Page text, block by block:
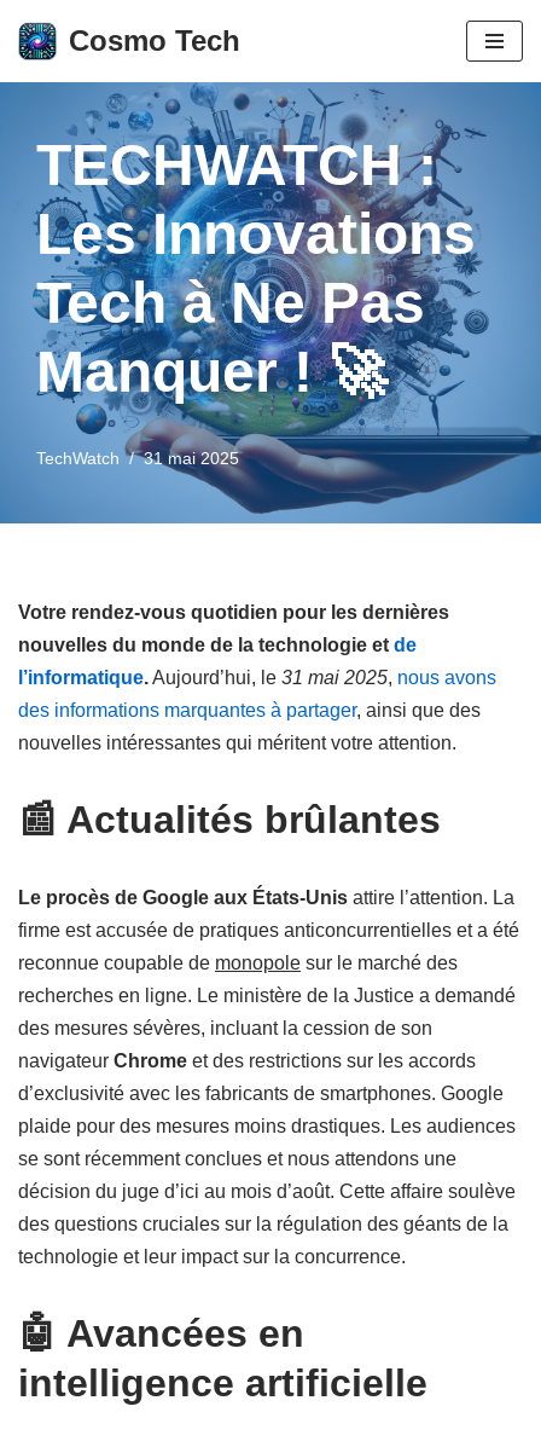
Aller
contenu
Cosmo Tech
TECHWATCH :
Les Innovations
Tech à Ne Pas
Manquer ! 🚀
TechWatch 31 mai 2025
Votre rendez-vous quotidien pour les dernières
nouvelles du monde de la technologie et de
l’informatique.Aujourd’hui, le 31 mai 2025, nous avons
des informations marquantes à partager, ainsi que des
nouvelles intéressantes qui méritent votre attention.
📰 Actualités brûlantes
Le procès de Google aux États-Unis attire l’attention. La
firme est accusée de pratiques anticoncurrentielles et a été
reconnue coupable de monopole sur le marché des
recherches en ligne. Le ministère de la Justice a demandé
des mesures sévères, incluant la cession de son
navigateur Chrome et des restrictions sur les accords
d’exclusivité avec les fabricants de smartphones. Google
plaide pour des mesures moins drastiques. Les audiences
se sont récemment conclues et nous attendons une
décision du juge d’ici au mois d’août. Cette affaire soulève
des questions cruciales sur la régulation des géants de la
technologie et leur impact sur la concurrence.
🤖 Avancées en
intelligence artificielle